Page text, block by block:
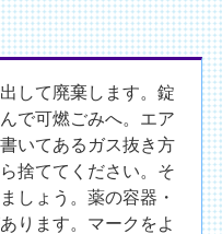
して廃棄します。錠
で可燃ごみへ。エア
いてあるガス抜き方
捨ててください。そ
しょう。薬の容器・
ります。マークをよ